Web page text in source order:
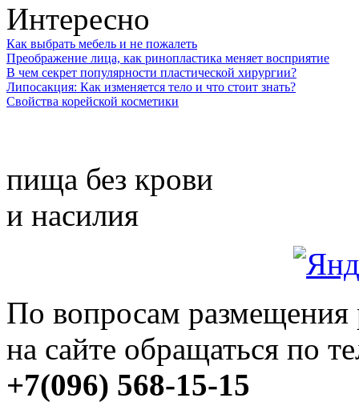
Интересно
Как выбрать мебель и не пожалеть
Преображение лица, как ринопластика меняет восприятие
В чем секрет популярности пластической хирургии?
Липосакция: Как изменяется тело и что стоит знать?
Свойства корейской косметики
пища без крови
и насилия
По вопросам размещения
на сайте обращаться по
+7(096) 568-15-15